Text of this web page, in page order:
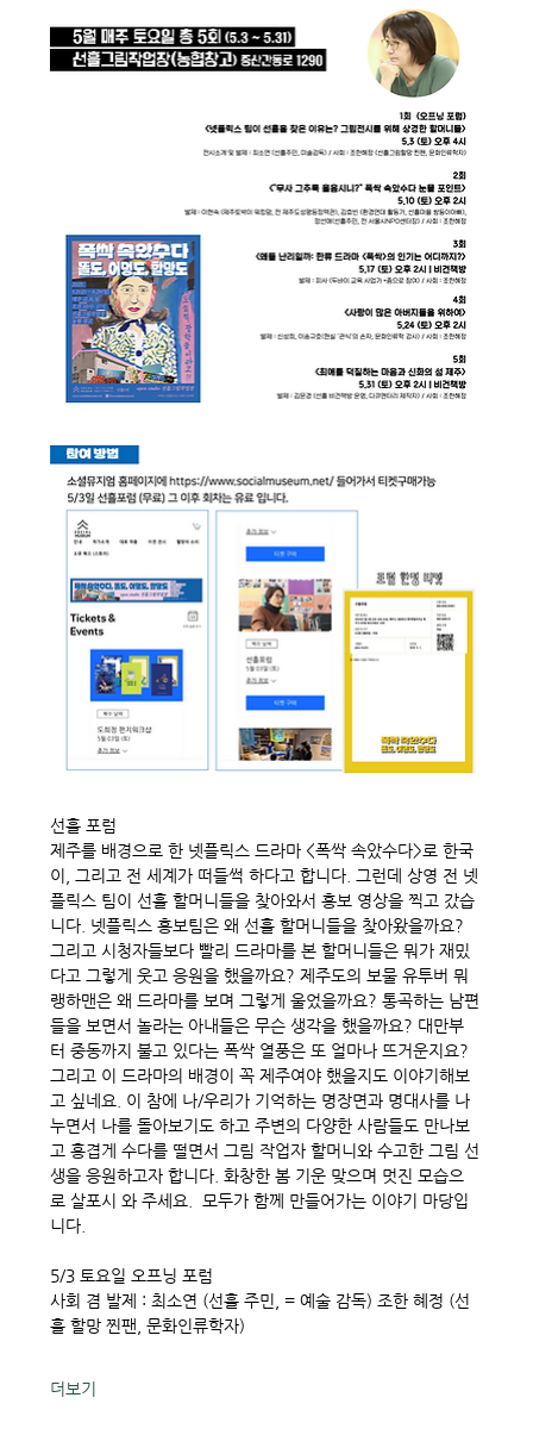
선흘 포럼
제주를 배경으로 한 넷플릭스 드라마 <폭싹 속았수다>로 한국
이, 그리고 전 세계가 떠들썩 하다고 합니다. 그런데 상영 전 넷
플릭스 팀이 선흘 할머니들을 찾아와서 홍보 영상을 찍고 갔습
니다. 넷플릭스 홍보팀은 왜 선흘 할머니들을 찾아왔을까요?
그리고 시청자들보다 빨리 드라마를 본 할머니들은 뭐가 재밌
다고 그렇게 웃고 응원을 했을까요? 제주도의 보물 유투버 뭐
랭하맨은 왜 드라마를 보며 그렇게 울었을까요? 통곡하는 남편
들을 보면서 놀라는 아내들은 무슨 생각을 했을까요? 대만부
터 중동까지 불고 있다는 폭싹 열풍은 또 얼마나 뜨거운지요?
그리고 이 드라마의 배경이 꼭 제주여야 했을지도 이야기해보
고 싶네요. 이 참에 나/우리가 기억하는 명장면과 명대사를 나
누면서 나를 돌아보기도 하고 주변의 다양한 사람들도 만나보
고 흥겹게 수다를 떨면서 그림 작업자 할머니와 수고한 그림 선
생을 응원하고자 합니다. 화창한 봄 기운 맞으며 멋진 모습으
로 살포시 와 주세요.  모두가 함께 만들어가는 이야기 마당입
니다.
5/3 토요일 오프닝 포럼
사회 겸 발제 : 최소연 (선흘 주민, = 예술 감독) 조한 혜정 (선
흘 할망 찐팬, 문화인류학자)
더보기